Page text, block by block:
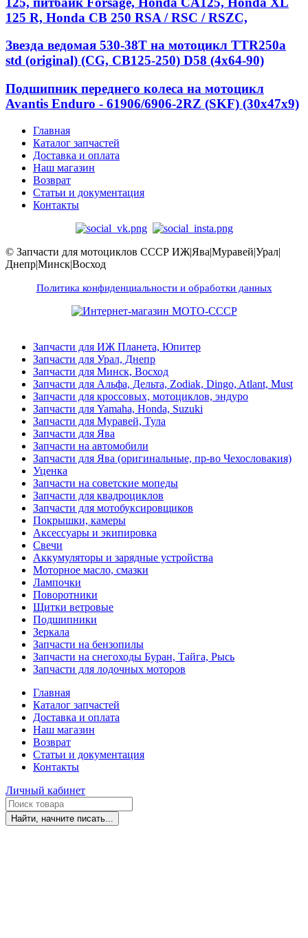
125 R, Honda CB 250 RSA / RSC / RSZC,
Звезда ведомая 530-38T на мотоцикл TTR250a
std (original) (CG, CB125-250) D58 (4x64-90)
Подшипник переднего колеса на мотоцикл
Avantis Enduro - 61906/6906-2RZ (SKF) (30x47x9)
Главная
Каталог запчастей
Доставка и оплата
Наш магазин
Возврат
Статьи и документация
Контакты
© Запчасти для мотоциклов СССР ИЖ|Ява|Муравей|Урал|
Днепр|Минск|Восход
Политика конфиденциальности и обработки данных
Запчасти для ИЖ Планета, Юпитер
Запчасти для Урал, Днепр
Запчасти для Минск, Восход
Запчасти для Альфа, Дельта, Zodiak, Dingo, Atlant, Must
Запчасти для кроссовых, мотоциклов, эндуро
Запчасти для Yamaha, Honda, Suzuki
Запчасти для Муравей, Тула
Запчасти для Ява
Запчасти на автомобили
Запчасти для Ява (оригинальные, пр-во Чехословакия)
Уценка
Запчасти на советские мопеды
Запчасти для квадроциклов
Запчасти для мотобуксировщиков
Покрышки, камеры
Аксессуары и экипировка
Свечи
Аккумуляторы и зарядные устройства
Моторное масло, смазки
Лампочки
Поворотники
Щитки ветровые
Подшипники
Зеркала
Запчасти на бензопилы
Запчасти на снегоходы Буран, Тайга, Рысь
Запчасти для лодочных моторов
Главная
Каталог запчастей
Доставка и оплата
Наш магазин
Возврат
Статьи и документация
Контакты
Личный кабинет
Найти, начните писать...